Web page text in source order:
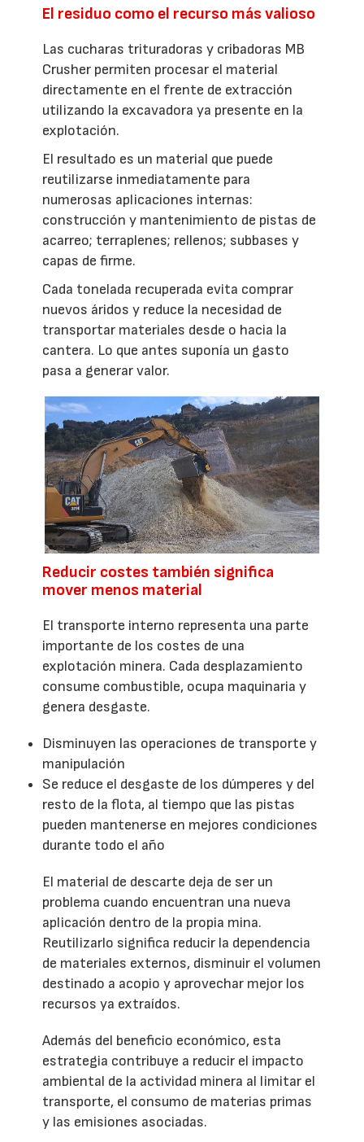
El residuo como el recurso más valioso
Las cucharas trituradoras y cribadoras MB
Crusher permiten procesar el material
directamente en el frente de extracción
utilizando la excavadora ya presente en la
explotación.
El resultado es un material que puede
reutilizarse inmediatamente para
numerosas aplicaciones internas:
construcción y mantenimiento de pistas de
acarreo; terraplenes; rellenos; subbases y
capas de firme.
Cada tonelada recuperada evita comprar
nuevos áridos y reduce la necesidad de
transportar materiales desde o hacia la
cantera. Lo que antes suponía un gasto
pasa a generar valor.
Reducir costes también significa
mover menos material
El transporte interno representa una parte
importante de los costes de una
explotación minera. Cada desplazamiento
consume combustible, ocupa maquinaria y
genera desgaste.
Disminuyen las operaciones de transporte y
manipulación
Se reduce el desgaste de los dúmperes y del
resto de la flota, al tiempo que las pistas
pueden mantenerse en mejores condiciones
durante todo el año
El material de descarte deja de ser un
problema cuando encuentran una nueva
aplicación dentro de la propia mina.
Reutilizarlo significa reducir la dependencia
de materiales externos, disminuir el volumen
destinado a acopio y aprovechar mejor los
recursos ya extraídos.
Además del beneficio económico, esta
estrategia contribuye a reducir el impacto
ambiental de la actividad minera al limitar el
transporte, el consumo de materias primas
y las emisiones asociadas.